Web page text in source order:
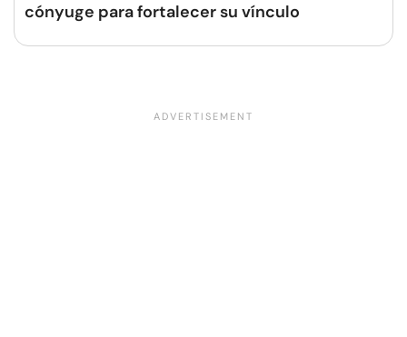
cónyuge para fortalecer su vínculo